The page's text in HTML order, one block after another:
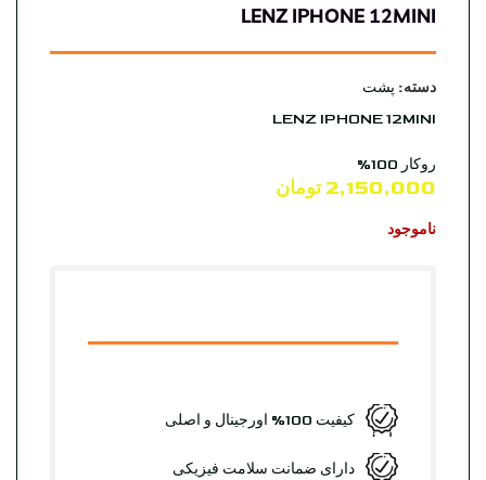
LENZ IPHONE 12MINI
دسته: پشت
LENZ IPHONE 12MINI
روکار 100%
2,150,000 تومان
ناموجود
کیفیت 100% اورجینال و اصلی
دارای ضمانت سلامت فیزیکی